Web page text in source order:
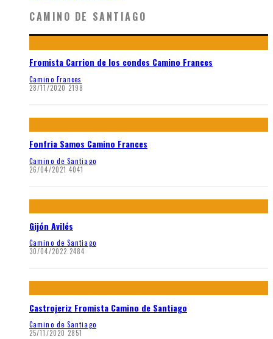
CAMINO DE SANTIAGO
Fromista Carrion de los condes Camino Frances
Camino Frances
28/11/2020 2198
Fonfria Samos Camino Frances
Camino de Santiago
26/04/2021 4041
Gijón Avilés
Camino de Santiago
30/04/2022 2484
Castrojeriz Fromista Camino de Santiago
Camino de Santiago
25/11/2020 2851